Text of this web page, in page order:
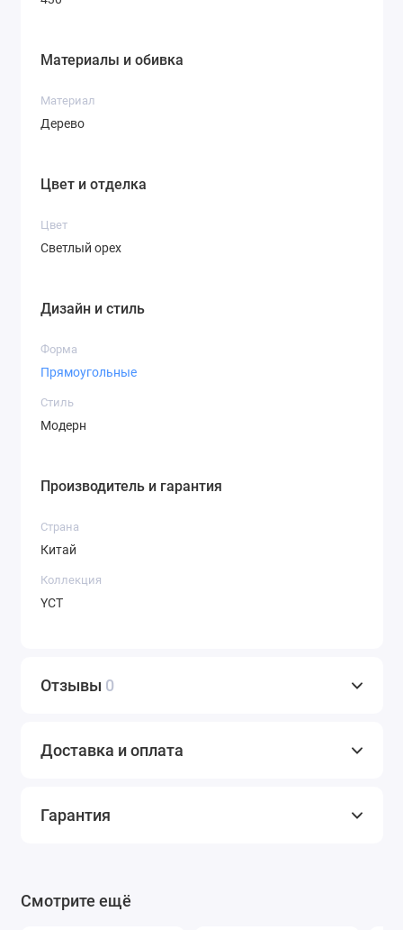
Материалы и обивка
Материал
Дерево
Цвет и отделка
Цвет
Светлый орех
Дизайн и стиль
Форма
Прямоугольные
Стиль
Модерн
Производитель и гарантия
Страна
Китай
Коллекция
YCT
Отзывы 0
Доставка и оплата
Гарантия
Смотрите ещё